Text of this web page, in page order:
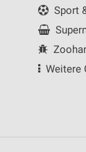
Sport
Weitere